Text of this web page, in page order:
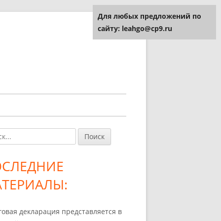
декларация представляется в
Для любых предложений по
сайту: leahgo@cp9.ru